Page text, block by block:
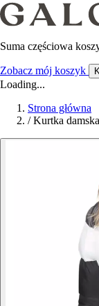
Suma częściowa
Zobacz mój koszyk
Loading...
Strona główna
/ Kurtka